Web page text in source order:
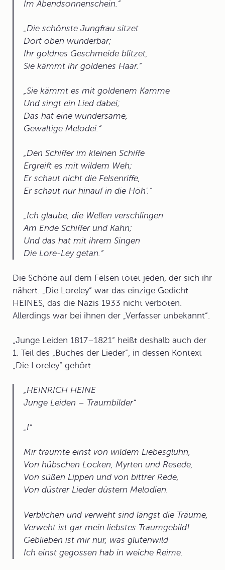
Im Abendsonnenschein.
Die schönste Jungfrau sitzet
Dort oben wunderbar;
Ihr goldnes Geschmeide blitzet,
Sie kämmt ihr goldenes Haar.
Sie kämmt es mit goldenem Kamme
Und singt ein Lied dabei;
Das hat eine wundersame,
Gewaltige Melodei.
Den Schiffer im kleinen Schiffe
Ergreift es mit wildem Weh;
Er schaut nicht die Felsenriffe,
Er schaut nur hinauf in die Höh'.
Ich glaube, die Wellen verschlingen
Am Ende Schiffer und Kahn;
Und das hat mit ihrem Singen
Die Lore-Ley getan.
Die Schöne auf dem Felsen tötet jeden, der sich ihr
nähert. „Die Loreley“ war das einzige Gedicht
HEINES, das die Nazis 1933 nicht verboten.
Allerdings war bei ihnen der „Verfasser unbekannt“.
„Junge Leiden 1817–1821“ heißt deshalb auch der
1. Teil des „Buches der Lieder“, in dessen Kontext
„Die Loreley“ gehört.
HEINRICH HEINE
Junge Leiden – Traumbilder
I
Mir träumte einst von wildem Liebesglühn,
Von hübschen Locken, Myrten und Resede,
Von süßen Lippen und von bittrer Rede,
Von düstrer Lieder düstern Melodien.
Verblichen und verweht sind längst die Träume,
Verweht ist gar mein liebstes Traumgebild!
Geblieben ist mir nur, was glutenwild
Ich einst gegossen hab in weiche Reime.